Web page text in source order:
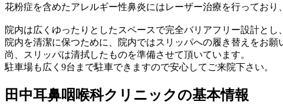
花粉症を含めたアレルギー性鼻炎にはレーザー治療を行ってお
院内は広くゆったりとしたスペースで完全バリアフリー設計と
院内を清潔に保つために、院内ではスリッパへの履き替えをお願
尚、スリッパは清拭したものを準備させて頂いています。
駐車場も広く9台まで駐車できますので安心してご来院下さい。
田中耳鼻咽喉科クリニックの基本情報